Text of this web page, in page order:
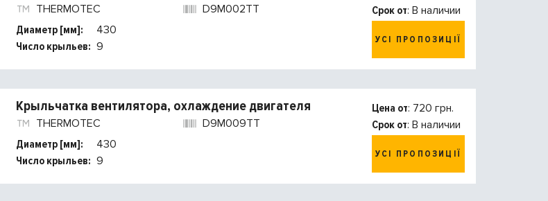
THERMOTEC
D9M002TT
Диаметр [мм]:
430
Число крыльев: 9
Срок от: В наличии
УСІ ПРОПОЗИЦІЇ
Крыльчатка вентилятора, охлаждение двигателя
THERMOTEC
D9M009TT
Диаметр [мм]:
430
Число крыльев: 9
Цена от: 720 грн.
Срок от: В наличии
УСІ ПРОПОЗИЦІЇ